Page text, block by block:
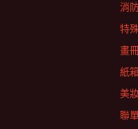
消
特
畫
紙
美
聯